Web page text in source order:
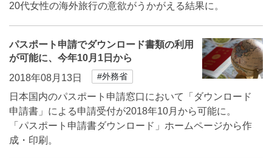
20代女性の海外旅行の意欲がうかがえる結果に。
パスポート申請でダウンロード書類の利用
が可能に、今年10月1日から
2018年08月13日
#外務省
日本国内のパスポート申請窓口において「ダウンロード
申請書」による申請受付が2018年10月から可能に。
「パスポート申請書ダウンロード」ホームページから作
成・印刷。